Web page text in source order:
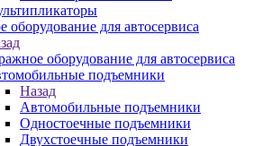
оборудование для автосервиса
оборудование для автосервиса
подъемники
Назад
Автомобильные подъемники
Одностоечные подъемники
Двухстоечные подъемники